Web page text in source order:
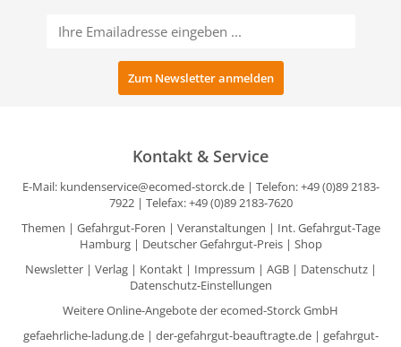
Kontakt & Service
E-Mail: kundenservice@ecomed-storck.de| Telefon: +49 (0)89 2183-
7922 | Telefax: +49 (0)89 2183-7620
Themen | Gefahrgut-Foren | Veranstaltungen | Int. Gefahrgut-Tage
Hamburg| Deutscher Gefahrgut-Preis| Shop
Newsletter| Verlag| Kontakt| Impressum | AGB| Datenschutz|
Datenschutz-Einstellungen
Weitere Online-Angebote der ecomed-Storck GmbH
gefaehrliche-ladung.de| der-gefahrgut-beauftragte.de| gefahrgut-